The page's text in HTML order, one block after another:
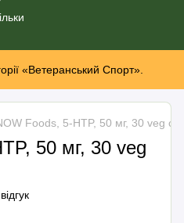
«Ветеранський Спорт».
Foods, 5-HTP, 50 мг, 30 veg
50 мг, 30 veg